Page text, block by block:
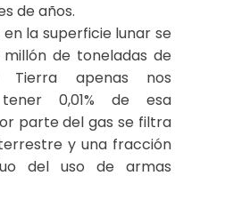
de años.
la superficie lunar se
de toneladas de
apenas nos
0,01% de esa
parte del gas se filtra
y una fracción
del uso de armas